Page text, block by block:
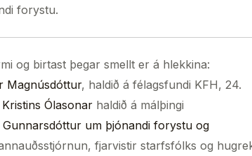
forystu.
og birtast þegar smellt er á hlekkina:
Magnúsdóttur, haldið á félagsfundi KFH, 24.
Kristins Ólasonarhaldið á málþingi
um þjónandi forystu og
fjarvistir starfsfólks og